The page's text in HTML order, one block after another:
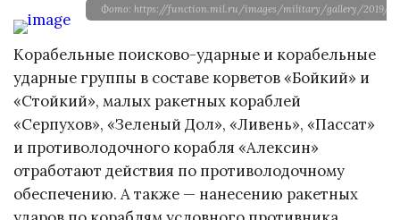
Фото: https://function.mil.ru/images/military/gallery/2019/
Корабельные поисково-ударные и корабельные
ударные группы в составе корветов «Бойкий» и
«Стойкий», малых ракетных кораблей
«Серпухов», «Зеленый Дол», «Ливень», «Пассат»
и противолодочного корабля «Алексин»
отработают действия по противолодочному
обеспечению. А также — нанесению ракетных